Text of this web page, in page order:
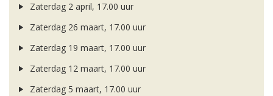
Zaterdag 2 april, 17.00 uur
Zaterdag 26 maart, 17.00 uur
Zaterdag 19 maart, 17.00 uur
Zaterdag 12 maart, 17.00 uur
Zaterdag 5 maart, 17.00 uur